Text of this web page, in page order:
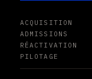
ACQUISITION
ADMISSIONS
RÉACTIVATION
PILOTAGE